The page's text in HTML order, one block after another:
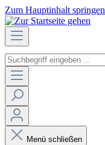
Zum Hauptinhalt springen
Menü schließen